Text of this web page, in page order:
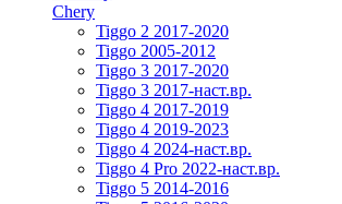
Chery
Tiggo 2 2017-2020
Tiggo 2005-2012
Tiggo 3 2017-2020
Tiggo 3 2017-наст.вр.
Tiggo 4 2017-2019
Tiggo 4 2019-2023
Tiggo 4 2024-наст.вр.
Tiggo 4 Pro 2022-наст.вр.
Tiggo 5 2014-2016